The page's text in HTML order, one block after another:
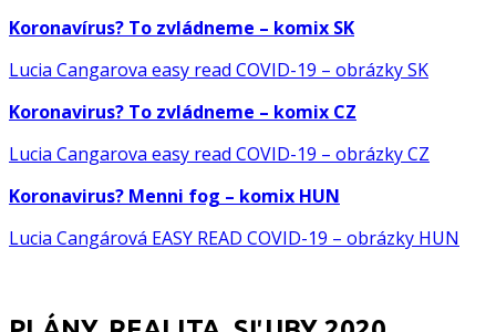
Koronavírus? To zvládneme – komix SK
Lucia Cangarova easy read COVID-19 – obrázky SK
Koronavirus? To zvládneme – komix CZ
Lucia Cangarova easy read COVID-19 – obrázky CZ
Koronavirus? Menni fog – komix HUN
Lucia Cangárová EASY READ COVID-19 – obrázky HUN